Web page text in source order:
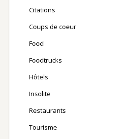
Citations
Coups de coeur
Food
Foodtrucks
Hôtels
Insolite
Restaurants
Tourisme